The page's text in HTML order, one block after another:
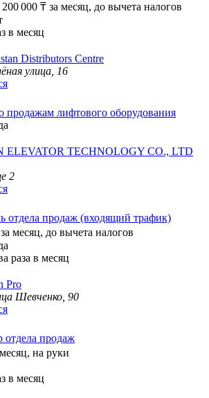
200 000 ₸ за месяц, до вычета налогов
в месяц
Distributors Centre
улица, 16
продажам лифтового оборудования
ELEVATOR TECHNOLOGY CO., LTD
2
отдела продаж (входящий трафик)
за месяц, до вычета налогов
раза в месяц
Pro
Шевченко, 90
отдела продаж
на руки
в месяц